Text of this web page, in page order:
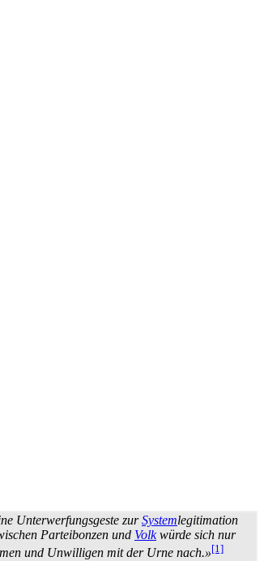
Unter­werfungs­geste zurSystem­legitimation
Parteibonzen und Volkwürde sich nur
und Unwilligen mit der Urne nach.»[1]